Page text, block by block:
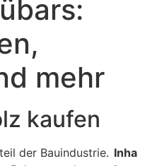
mehr
kaufen
der Bauindustrie. Inha